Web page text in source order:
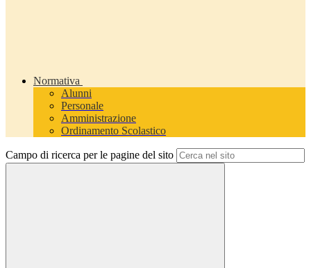
Normativa
Alunni
Personale
Amministrazione
Ordinamento Scolastico
Campo di ricerca per le pagine del sito